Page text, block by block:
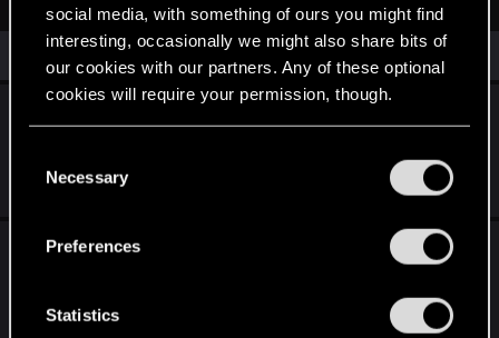
social media, with something of ours you might find
interesting, occasionally we might also share bits of
our cookies with our partners. Any of these optional
cookies will require your permission, though.
and tweak your preferences regarding them in the
Necessary
Preferences
Statistics
Similar threads
The Witcher in Concert kehrt 2026 nach
Nov 18, 2025
„Behind the Netrunner: Meine Erkenntnisse
2077 Gameplay auf PC "